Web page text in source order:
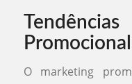
Promocional
O marketing